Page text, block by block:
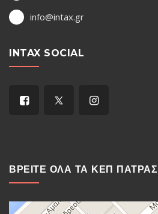
info@intax.gr
INTAX SOCIAL
ΒΡΕΙΤΕ ΟΛΑ ΤΑ ΚΕΠ ΠΑΤΡΑΣ